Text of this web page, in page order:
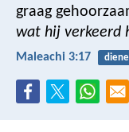
graag
wat hij verkeerd
Maleachi 3:17